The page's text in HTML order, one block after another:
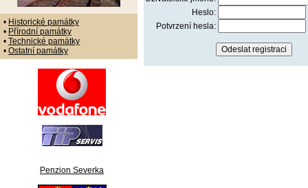
• Historické památky
• Přírodní památky
• Technické památky
• Ostatní památky
Penzion Severka
Heslo:
Potvrzení hesla: